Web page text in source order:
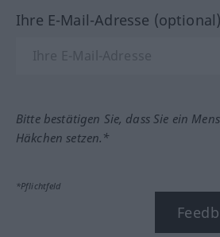
Ihre E-Mail-Adresse (optional)
Bitte bestätigen Sie, dass Sie ein
Häkchen setzen.*
*Pflichtfeld